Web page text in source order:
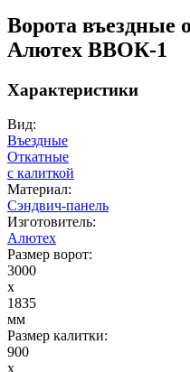
Ворота въездные
Алютех ВВОК-1
Характеристики
Вид:
Въездные
Откатные
с калиткой
Материал:
Сэндвич-панель
Изготовитель:
Алютех
Размер ворот:
3000
x
1835
мм
Размер калитки:
900
x